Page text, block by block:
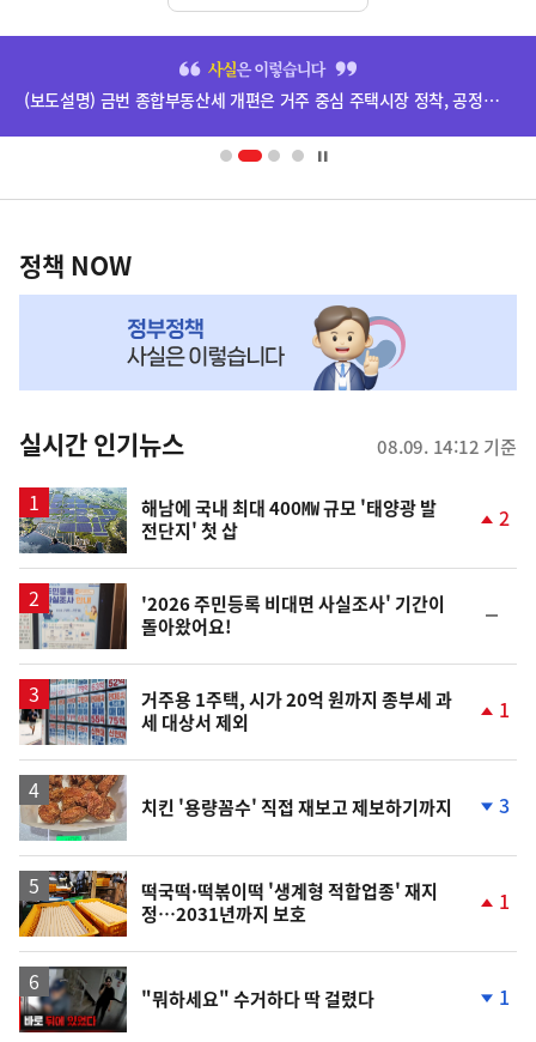
영
(보도설명) 금번 종합부동산세 개편은 거주 중심 주택시장 정착, 공정과세 및 과세형평 제고를 위한 것입니다.
책
NOW,
뉴
스
정책 NOW
실시간 인기뉴스 08.09. 14:12 기준
해남에 국내 최대 400㎿ 규모 '태양광 발
전단지' 첫 삽
상
2
'2026 주민등록 비대면 사실조사' 기간이
돌아왔어요!
일
거주용 1주택, 시가 20억 원까지 종부세 과
세 대상서 제외
상
1
치킨 '용량꼼수' 직접 재보고 제보하기까지
하
3
떡국떡·떡볶이떡 '생계형 적합업종' 재지
정…2031년까지 보호
상
1
영
상
"뭐하세요" 수거하다 딱 걸렸다 1